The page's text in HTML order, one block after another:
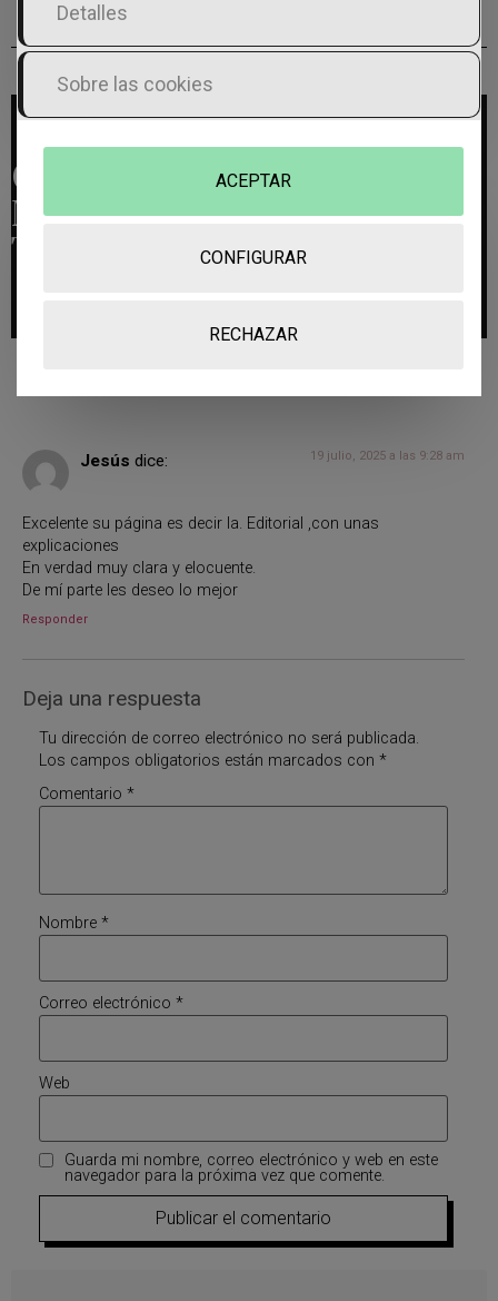
Co
Men
Tarios
Jesús dice: 19 julio, 2025 a las 9:28 am
Excelente su página es decir la. Editorial ,con unas
explicaciones
En verdad muy clara y elocuente.
De mí parte les deseo lo mejor
Responder
Deja una respuesta
Tu dirección de correo electrónico no será publicada.
Los campos obligatorios están marcados con *
Comentario *
Nombre *
Correo electrónico *
Web
Guarda mi nombre, correo electrónico y web en este
navegador para la próxima vez que comente.
Detalles
Sobre las cookies
RECHAZAR
CONFIGURAR
ACEPTAR